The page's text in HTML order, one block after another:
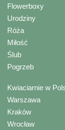
Flowerboxy
Urodziny
Róża
Miłość
Ślub
Pogrzeb
Kwiaciarnie w
Warszawa
Kraków
Wrocław